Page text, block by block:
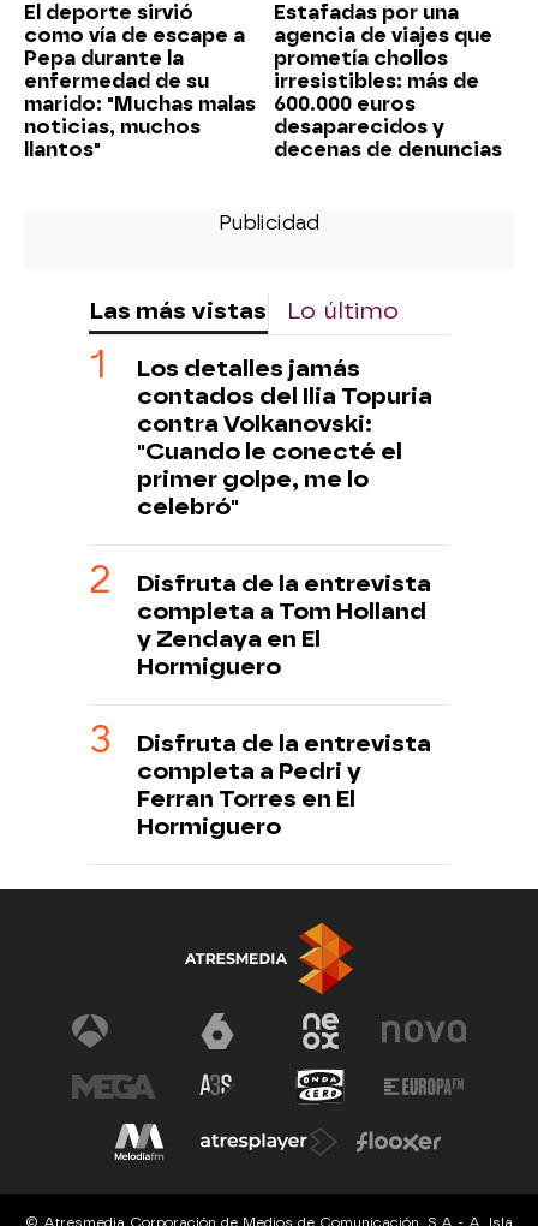
El deporte sirvió
como vía de escape a
Pepa durante la
enfermedad de su
marido: "Muchas malas
noticias, muchos
llantos"
Estafadas por una
agencia de viajes que
prometía chollos
irresistibles: más de
600.000 euros
desaparecidos y
decenas de denuncias
Las más vistas Lo último
Los detalles jamás
contados del Ilia Topuria
contra Volkanovski:
"Cuando le conecté el
primer golpe, me lo
celebró"
Disfruta de la entrevista
completa a Tom Holland
y Zendaya en El
Hormiguero
Disfruta de la entrevista
completa a Pedri y
Ferran Torres en El
Hormiguero